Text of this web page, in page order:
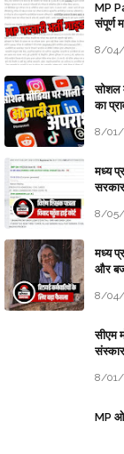
MP
संपूर्ण
8/04/
सोशल
का
8/01/
मध्य
8/05/
मध्य
और
8/04/
सीएम
8/01/
MP